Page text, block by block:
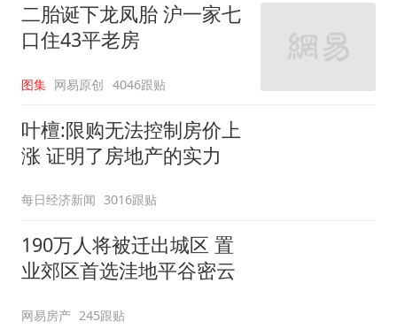
二胎诞下龙凤胎 沪一家七
口住43平老房
图集 网易原创 4046跟贴
叶檀:限购无法控制房价上
涨 证明了房地产的实力
每日经济新闻 3016跟贴
190万人将被迁出城区 置
业郊区首选洼地平谷密云
网易房产 245跟贴